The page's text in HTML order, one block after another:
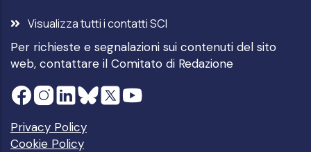
Visualizza tutti i contatti SCI
Per richieste e segnalazioni sui contenuti del sito
web, contattare il Comitato di Redazione
Privacy Policy
Cookie Policy